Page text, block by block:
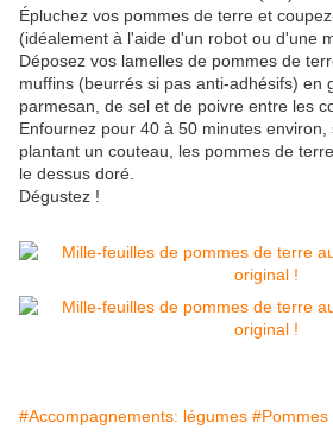
Épluchez vos pommes de terre et
(idéalement à l'aide d'un robot ou d'une
Déposez vos lamelles de pommes de
muffins (beurrés si pas anti-adhésifs) en
parmesan, de sel et de poivre entre les
Enfournez pour 40 à 50 minutes environ,
plantant un couteau, les pommes de
le dessus doré.
Dégustez !
#Accompagnements: légumes